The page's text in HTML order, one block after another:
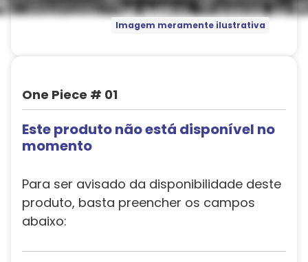
Imagem meramente ilustrativa
One Piece # 01
Este produto não está disponível no
momento
Para ser avisado da disponibilidade deste
produto, basta preencher os campos
abaixo: